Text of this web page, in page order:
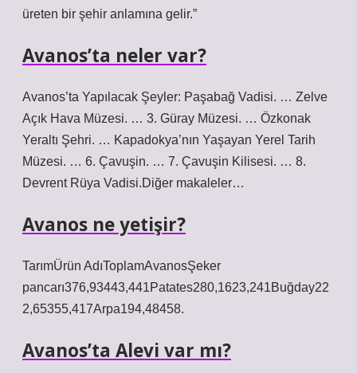
üreten bir şehir anlamına gelir.”
Avanos’ta neler var?
Avanos’ta Yapılacak Şeyler: Paşabağ Vadisi. … Zelve
Açık Hava Müzesi. … 3. Güray Müzesi. … Özkonak
Yeraltı Şehri. … Kapadokya’nın Yaşayan Yerel Tarih
Müzesi. … 6. Çavuşin. … 7. Çavuşin Kilisesi. … 8.
Devrent Rüya Vadisi.Diğer makaleler…
Avanos ne yetişir?
TarımÜrün AdıToplamAvanosŞeker
pancarı376,93443,441Patates280,1623,241Buğday22
2,65355,417Arpa194,48458.
Avanos’ta Alevi var mı?